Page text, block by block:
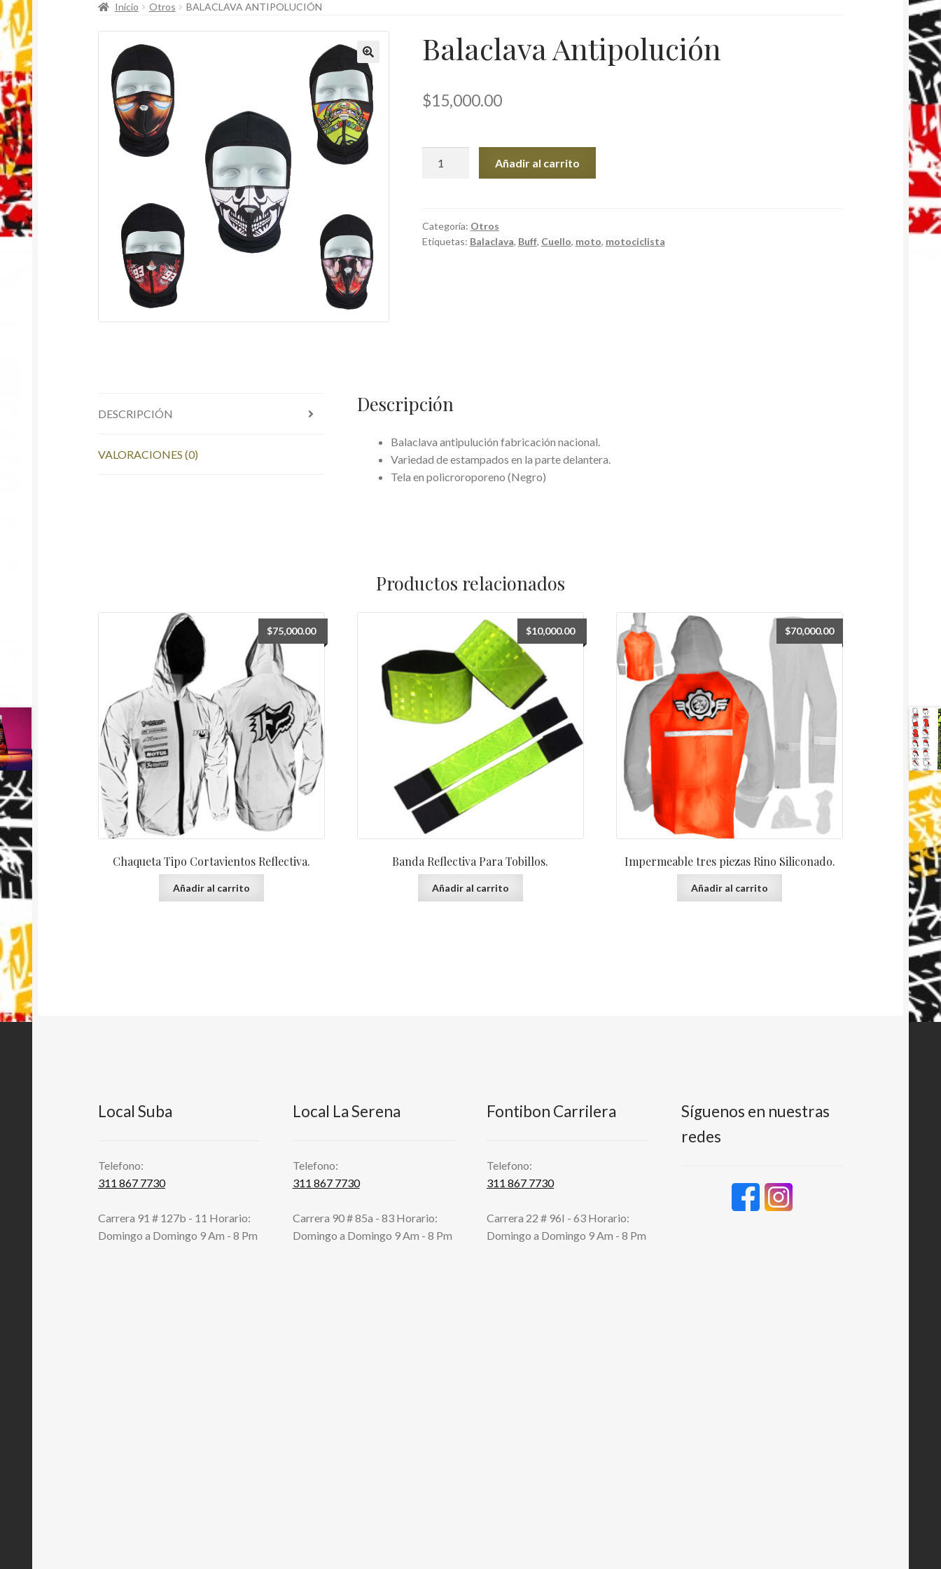
Inicio Otros BALACLAVA ANTIPOLUCIÓN
Balaclava Antipolución
$15,000.00
Añadir al carrito
Categoría: Otros
Etiquetas: Balaclava, Buff, Cuello, moto, motociclista
DESCRIPCIÓN
VALORACIONES (0)
Descripción
Balaclava antipulución fabricación nacional.
Variedad de estampados en la parte delantera.
Tela en policroroporeno (Negro)
Productos relacionados
Chaqueta Tipo Cortavientos Reflectiva.
$75,000.00
Añadir al carrito
Banda Reflectiva Para Tobillos.
$10,000.00
Añadir al carrito
Impermeable tres piezas Rino Siliconado.
$70,000.00
Añadir al carrito
Local Suba
Telefono:
311 867 7730
Carrera 91 # 127b - 11 Horario:
Domingo a Domingo 9 Am - 8 Pm
Local La Serena
Telefono:
311 867 7730
Carrera 90 # 85a - 83 Horario:
Domingo a Domingo 9 Am - 8 Pm
Fontibon Carrilera
Telefono:
311 867 7730
Carrera 22 # 96I - 63 Horario:
Domingo a Domingo 9 Am - 8 Pm
Síguenos en nuestras
redes